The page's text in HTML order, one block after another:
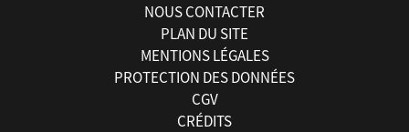
NOUS CONTACTER
PLAN DU SITE
MENTIONS LÉGALES
PROTECTION DES DONNÉES
CGV
CRÉDITS